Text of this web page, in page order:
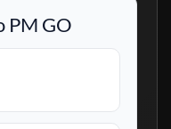
PM GO